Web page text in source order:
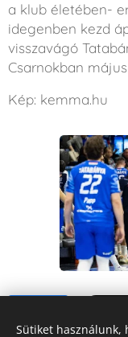
a klub életében-
idegenben kezd
visszavágó
Csarnokban
Kép: kemma.hu
Sütiket használunk,